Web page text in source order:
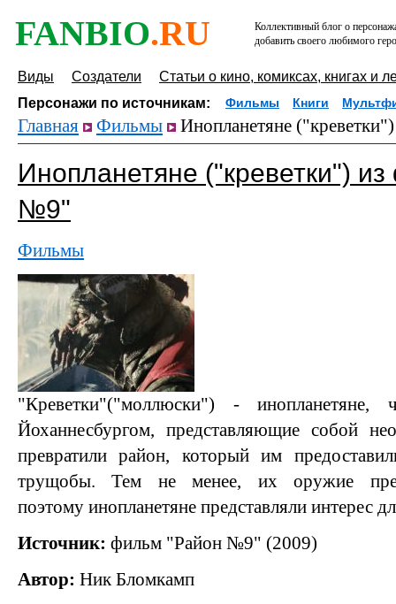
FANBIO.RU
Коллективный блог о
добавить своего любимого
Виды Создатели
Статьи о кино, комиксах, книгах и
Персонажи по источникам:
Фильмы Книги
Главная Фильмы Инопланетяне
Инопланетяне ("креветки")
№9"
Фильмы
"Креветки"("моллюски") -
Йоханнесбургом, представляющие собой
превратили район, который им
трущобы. Тем не менее, их оружие
поэтому инопланетяне представляли интерес
Источник: фильм "Район №9" (2009)
Автор: Ник Бломкамп